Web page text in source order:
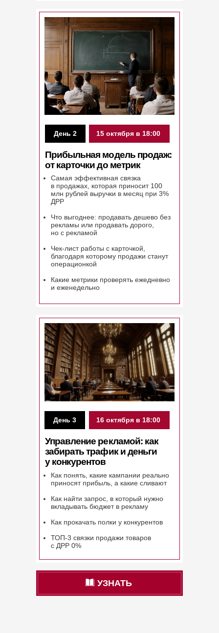
Управление рекламой: как
забирать трафик и деньги
у конкурентов
Как понять, какие кампании реально
приносят прибыль, а какие сливают
Как найти запрос, в который нужно
вкладывать бюджет в рекламу
Как прокачать полки у конкурентов
ТОП-3 связки продажи товаров
с ДРР 0%
День 3 16 октября в 18:00
Прибыльная модель продаж:
от карточки до метрик
Самая эффективная связка
в продажах, которая приносит 100
млн рублей выручки в месяц при 3%
ДРР
Что выгоднее: продавать дешево без
рекламы или продавать дорого,
но с рекламой
Чек-лист работы с карточкой,
благодаря которому продажи станут
операционкой
Какие метрики проверять ежедневно
и еженедельно
15 октября в 18:00
День 2
УЗНАТЬ